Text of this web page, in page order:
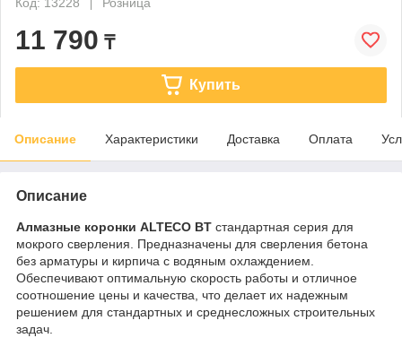
11 790 ₸
Купить
Описание Характеристики Доставка Оплата
Описание
Алмазные коронки ALTECO BT стандартная серия для
мокрого сверления. Предназначены для сверления бетона
без арматуры и кирпича с водяным охлаждением.
Обеспечивают оптимальную скорость работы и отличное
соотношение цены и качества, что делает их надежным
решением для стандартных и среднесложных строительных
задач.